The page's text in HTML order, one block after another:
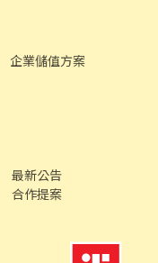
企業儲值方案
最新公告
合作提案